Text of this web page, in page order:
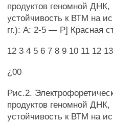
продуктов геномной
устойчивость к ВТМ на
гг.): А: 2-5 — Р] Красная
12 3 4 5 6 7 8 9 10 11 12
¿00
Рис.2.
продуктов геномной
устойчивость к ВТМ на